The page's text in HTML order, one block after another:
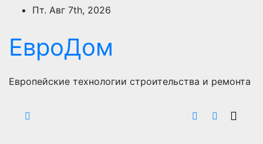
ПерейтиПт. Авг 7th, 2026
ЕвроДом
Европейские технологии строительства и ремонта